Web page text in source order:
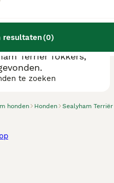
resultaten(0)
honden Honden Sealyham Terriër
Terriër fokkers,
te zoeken